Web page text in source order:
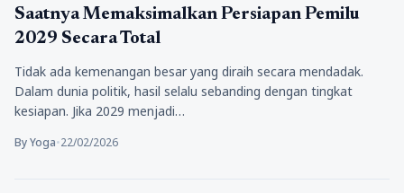
Saatnya Memaksimalkan Persiapan Pemilu
2029 Secara Total
Tidak ada kemenangan besar yang diraih secara mendadak.
Dalam dunia politik, hasil selalu sebanding dengan tingkat
kesiapan. Jika 2029 menjadi…
By Yoga•22/02/2026